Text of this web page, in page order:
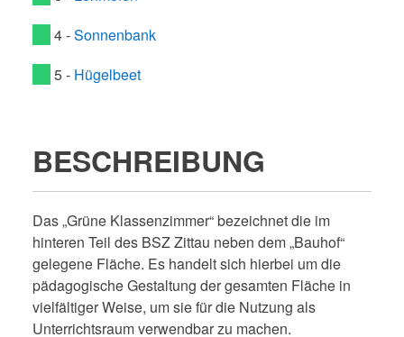
4 -Sonnenbank
5 - Hügelbeet
BESCHREIBUNG
Das „Grüne Klassenzimmer“ bezeichnet die im
hinteren Teil des BSZ Zittau neben dem „Bauhof“
gelegene Fläche. Es handelt sich hierbei um die
pädagogische Gestaltung der gesamten Fläche in
vielfältiger Weise, um sie für die Nutzung als
Unterrichtsraum verwendbar zu machen.